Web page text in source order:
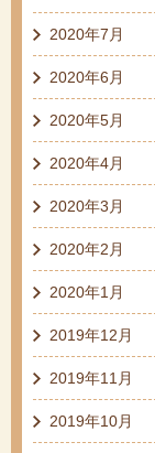
2020年7月
2020年6月
2020年5月
2020年4月
2020年3月
2020年2月
2020年1月
2019年12月
2019年11月
2019年10月